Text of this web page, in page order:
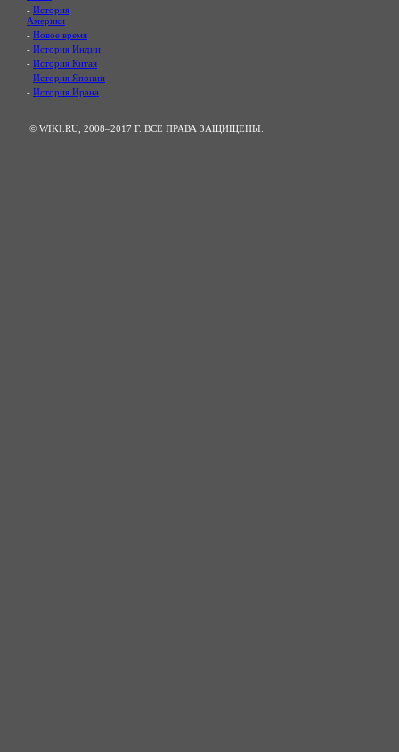
- История
Америки
- Новое время
- История Индии
- История Китая
- История Японии
- История Ирана
© WIKI.RU, 2008–2017 Г. ВСЕ ПРАВА ЗАЩИЩЕНЫ.